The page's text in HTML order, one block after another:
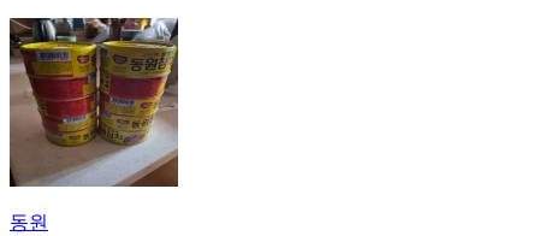
동원